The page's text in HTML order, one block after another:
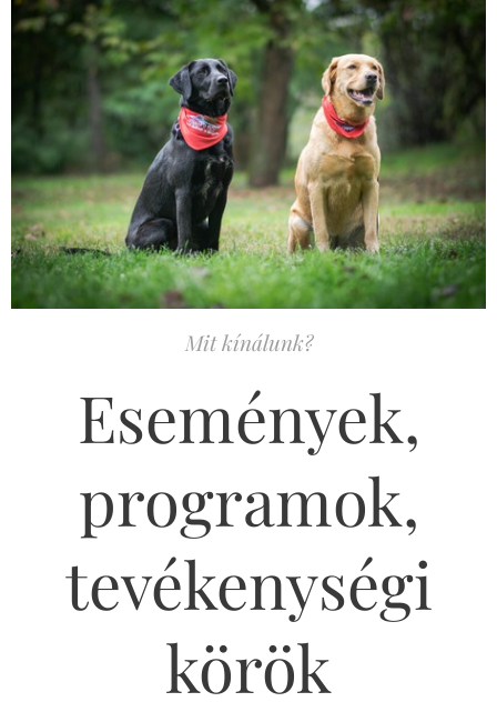
Mit kínálunk?
Események,
programok,
tevékenységi
körök